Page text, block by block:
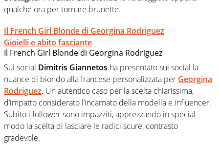
qualche ora per tornare brunette.
Il French Girl Blonde di Georgina Rodriguez
Gioielli e abito fasciante
Il French Girl Blonde di Georgina Rodriguez
Sui social Dimitris Giannetos ha presentato sui social la
nuance di biondo alla francese personalizzata per Georgina
Rodriguez. Un autentico caso per la scelta chiarissima,
d’impatto considerato l’incarnato della modella e influencer.
Subito i follower sono impazziti, apprezzando in special
modo la scelta di lasciare le radici scure, contrasto
gradevole.